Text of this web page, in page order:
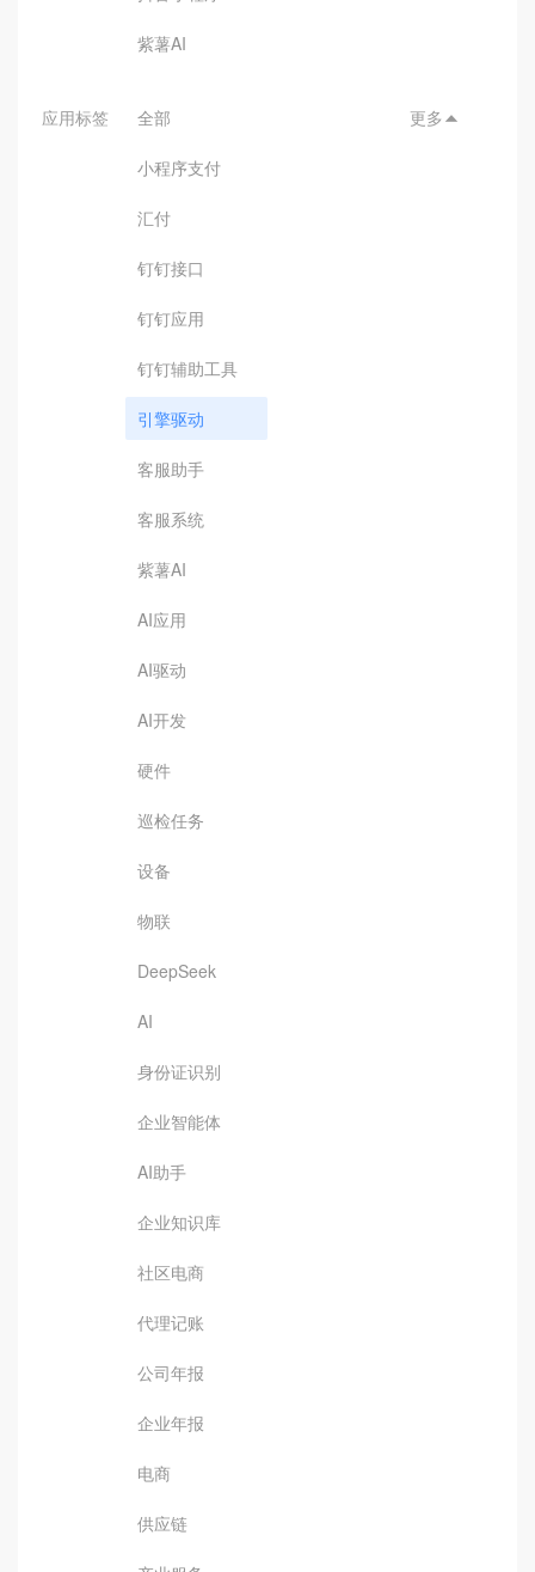
紫薯AI
应用标签 全部
小程序支付
汇付
钉钉接口
钉钉应用
钉钉辅助工具
引擎驱动
客服助手
客服系统
紫薯AI
AI应用
AI驱动
AI开发
硬件
巡检任务
设备
物联
DeepSeek
AI
身份证识别
企业智能体
AI助手
企业知识库
社区电商
代理记账
公司年报
企业年报
电商
供应链
更多 